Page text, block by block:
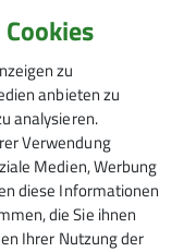
zu
anbieten zu
analysieren.
Verwendung
Medien, Werbung
diese Informationen
die Sie ihnen
Ihrer Nutzung der